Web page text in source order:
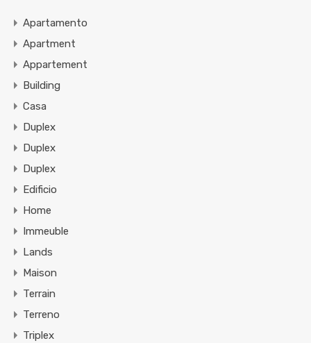
Apartamento
Apartment
Appartement
Building
Casa
Duplex
Duplex
Duplex
Edificio
Home
Immeuble
Lands
Maison
Terrain
Terreno
Triplex